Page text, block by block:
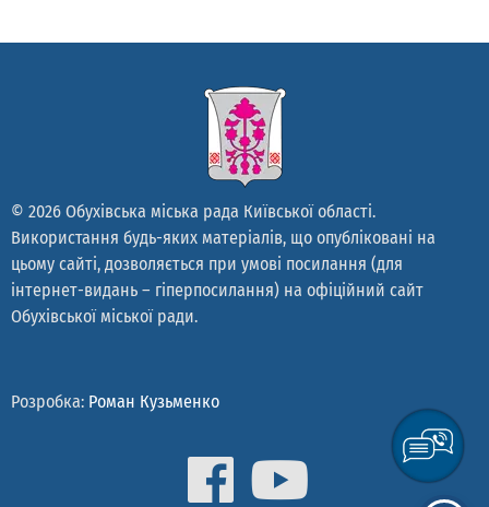
© 2026 Обухівська міська рада Київської області.
Використання будь-яких матеріалів, що опубліковані на
цьому сайті, дозволяється при умові посилання (для
інтернет-видань – гіперпосилання) на офіційний сайт
Обухівської міської ради.
Розробка: Роман Кузьменко